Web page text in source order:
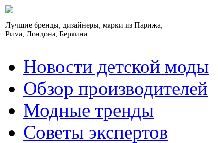
Лучшие бренды, дизайнеры, марки из Парижа,
Рима, Лондона, Берлина...
Новости детской моды
Обзор производителей
Модные тренды
Советы экспертов